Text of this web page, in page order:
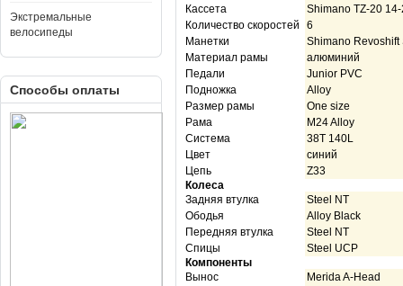
Экстремальные
велосипеды
Способы оплаты
Кассета
Shimano TZ-20
Количество скоростей
6
Манетки
Shimano Revoshift
Материал рамы
алюминий
Педали
Junior PVC
Подножка
Alloy
Размер рамы
One size
Рама
M24 Alloy
Система
38T 140L
Цвет
синий
Цепь
Z33
Колеса
Задняя втулка
Steel NT
Ободья
Alloy Black
Передняя втулка
Steel NT
Спицы
Steel UCP
Компоненты
Вынос
Merida A-Head